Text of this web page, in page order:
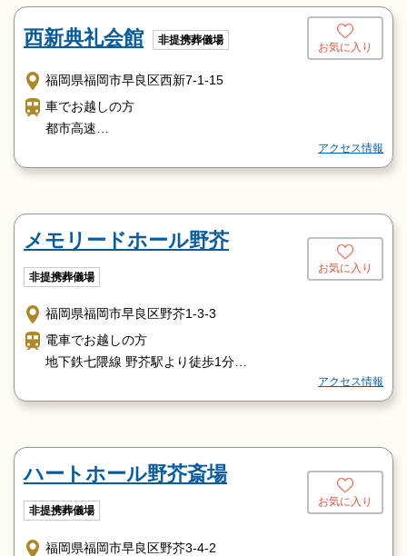
西新典礼会館 非提携葬儀場
お気に入り
福岡県福岡市早良区西新7-1-15
車でお越しの方
都市高速
電車でお越しの方
分
福岡空港駅から約20分、博多駅から約15分、天神駅から約
バスをご利用の方
姪浜、糸島方面から、高取バス停下車直進徒歩1分
アクセス情報
メモリードホール野芥
非提携葬儀場
お気に入り
福岡県福岡市早良区野芥1-3-3
電車でお越しの方
地下鉄七隈線 野芥駅より徒歩1分
都市高速 野芥ランプ 車で２分
野芥駅前バス停より徒歩2分
アクセス情報
ハートホール野芥斎場
非提携葬儀場
お気に入り
福岡県福岡市早良区野芥3-4-2